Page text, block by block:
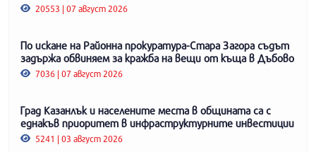
20553 | 07 август 2026
По искане на Районна прокуратура-Стара Загора съдът
задържа обвиняем за кражба на вещи от къща в Дъбово
7036 | 07 август 2026
Град Казанлък и населените места в общината са с
еднакъв приоритет в инфраструктурните инвестиции
5241 | 03 август 2026